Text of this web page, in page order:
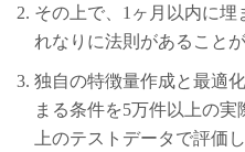
その上で、1ヶ月以内に
れなりに法則があること
独自の特徴量作成と最適
まる条件を5万件以上の
上のテストデータで評価